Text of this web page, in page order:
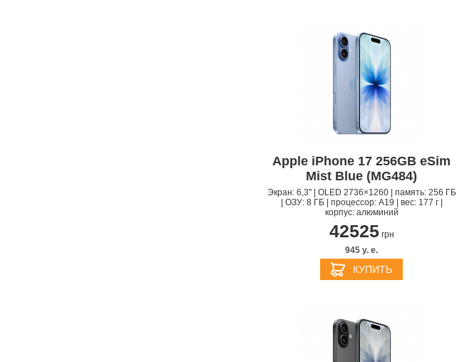
Apple iPhone 17 256GB eSim
Mist Blue (MG484)
Экран: 6,3" | OLED 2736×1260 | память: 256 ГБ
| ОЗУ: 8 ГБ | процессор: A19 | вес: 177 г |
корпус: алюминий
42525грн
945 y. e.
КУПИТЬ